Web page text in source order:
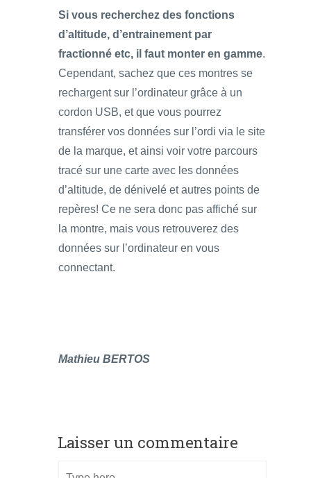
Si vous recherchez des fonctions
d’altitude, d’entrainement par
fractionné etc, il faut monter en gamme.
Cependant, sachez que ces montres se
rechargent sur l’ordinateur grâce à un
cordon USB, et que vous pourrez
transférer vos données sur l’ordi via le site
de la marque, et ainsi voir votre parcours
tracé sur une carte avec les données
d’altitude, de dénivelé et autres points de
repères! Ce ne sera donc pas affiché sur
la montre, mais vous retrouverez des
données sur l’ordinateur en vous
connectant.
Mathieu BERTOS
Laisser un commentaire